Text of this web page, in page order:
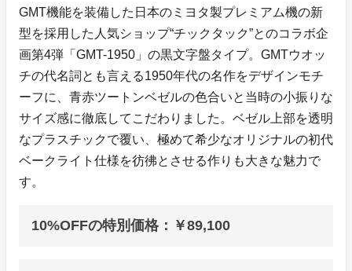
GMT機能を装備した日本のミヨタ製プレミアム機の新
型を採用した人気ショップ“チックタック”とのコラボ企
画第4弾「GMT-1950」の黒文字盤タイプ。GMTウオッ
チの代名詞とも言える1950年代の名作をデザインモチ
ーフに、青赤ツートンベゼルの色合いと当時の小振りな
サイズ感に徹底してこだわりました。ベゼル上部を透明
なプラスチックで覆い、極めて希少なオリジナルの初代
ベークライト仕様を彷彿とさせる作りも大きな魅力で
す。
10%OFFの特別価格：￥89,100